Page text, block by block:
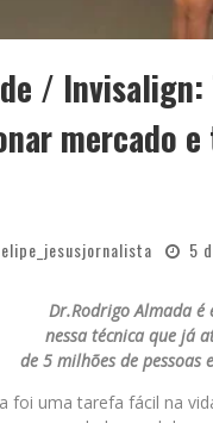
/
mercado
5
Dr.Rodrigo Almada é
nessa técnica que já
de 5 milhões de pessoas
foi uma tarefa fácil na